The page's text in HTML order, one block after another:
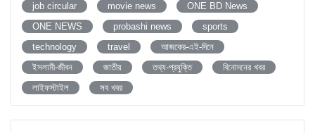
job circular
movie news
ONE BD News
ONE NEWS
probashi news
sports
technology
travel
আজকের-এই-দিনে
ইসলামী-জীবন
জাতীয় তথ্য-প্রযুক্তি
বিনোদনের খবর
লাইফস্টাইল
সব খবর